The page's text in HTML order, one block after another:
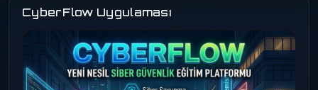
CyberFlow Uygulaması